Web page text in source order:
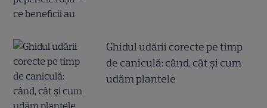
Ghidul udării corecte pe timp
de caniculă: când, cât şi cum
udăm plantele